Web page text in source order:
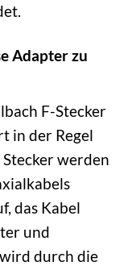
Adapter zu
F-Stecker
in der Regel
werden
das Kabel
und
durch die